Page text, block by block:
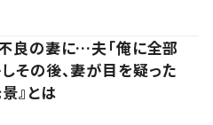
不良の妻に…夫「俺に全部
その後、妻が目を疑った
』とは